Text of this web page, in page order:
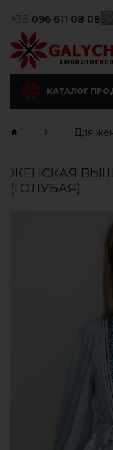
+38 096 611 08 08
КАТАЛОГ
Для
ЖЕНСКАЯ
(ГОЛУБАЯ)